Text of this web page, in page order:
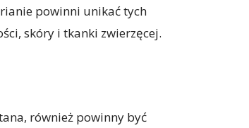
powinni unikać tych
skóry i tkanki zwierzęcej.
również powinny być